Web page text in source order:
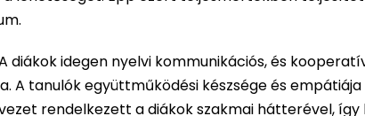
idegen nyelvi kommunikációs, és
A tanulók együttműködési készsége és
rendelkezett a diákok szakmai hátterével,